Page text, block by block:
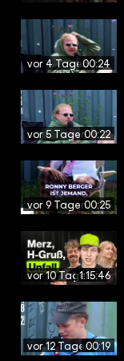
vor 4 Tagen00:24
vor 5 Tagen00:22
vor 9 Tagen00:25
vor 10 Tagen1:15:46
vor 12 Tagen00:19